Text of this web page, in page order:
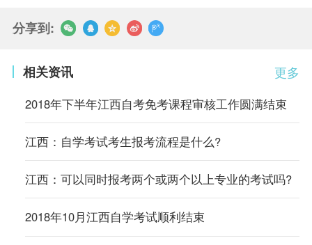
分享到:
更多
相关资讯
2018年下半年江西自考免考课程审核工作圆满结束
江西：自学考试考生报考流程是什么?
江西：可以同时报考两个或两个以上专业的考试吗?
2018年10月江西自学考试顺利结束